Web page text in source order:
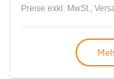
Preise exkl. MwSt.,